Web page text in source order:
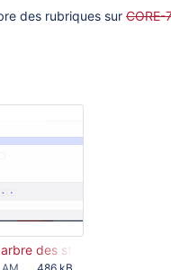
des rubriques sur CORE-
des structures.gif